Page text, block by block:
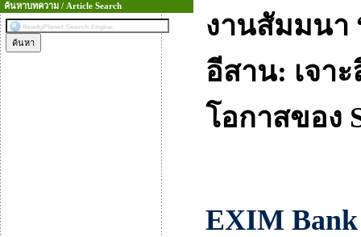
ค้นหาบทความ / Article Search
งานสัมมนา
อีสาน: เจา
โอกาสของ
EXIM